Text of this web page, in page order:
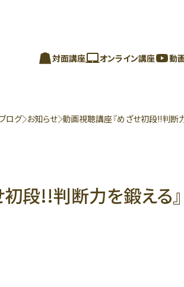
対面講座 オンライン講座 動
ログ お知らせ 動画視聴講座『めざせ初段!!判断
段!!判断力を鍛える